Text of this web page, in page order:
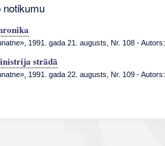
notikumu
1991. gada 21. augusts, Nr. 108- Autors:
strādā
1991. gada 22. augusts, Nr. 109- Autors: